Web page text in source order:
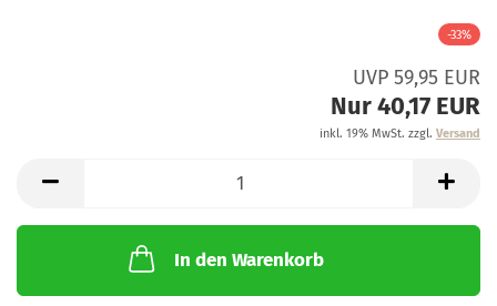
-33%
UVP 59,95 EUR
Nur 40,17 EUR
inkl. 19% MwSt. zzgl. Versand
In den Warenkorb